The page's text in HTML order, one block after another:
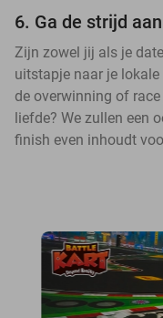
6. Ga de strijd
Zijn zowel jij als je
uitstapje naar je
de overwinning of
liefde? We zullen een
finish even inhoudt